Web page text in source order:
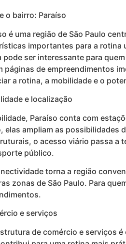
o bairro: Paraíso
é uma região de São Paulo
importantes para a rotina
pode ser interessante para
páginas de empreendimentos
a rotina, a mobilidade e o
e localização
Paraíso conta com
elas ampliam as possibilidades
o acesso viário passa a
público.
torna a região
zonas de São Paulo. Para
e serviços
de comércio e serviços